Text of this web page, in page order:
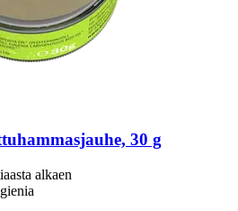
30 g
alkaen